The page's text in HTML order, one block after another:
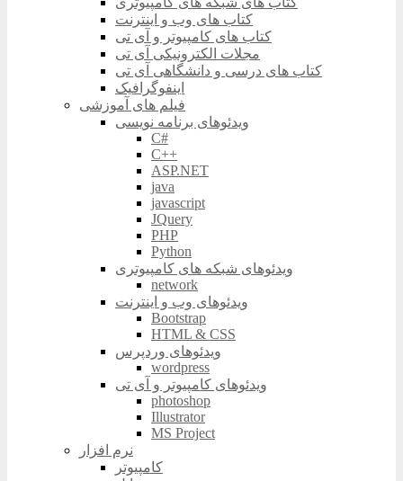
کتاب های وب و اینترنت
کتاب های کامپیوتر و آی تی
مجلات الکترونیکی آی تی
کتاب های درسی و دانشگاهی آی تی
اینفوگرافیک
فیلم های آموزشی
ویدئوهای برنامه نویسی
C#
C++
ASP.NET
java
javascript
JQuery
PHP
Python
ویدئوهای شبکه های کامپیوتری
network
ویدئوهای وب و اینترنت
Bootstrap
HTML & CSS
ویدئوهای وردپرس
wordpress
ویدئوهای کامپیوتر و آی تی
photoshop
Illustrator
MS Project
نرم افزار
کامپیوتر